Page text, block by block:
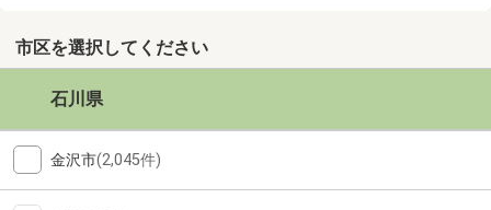
なるお部屋を見つけてみてください。
市区を選択してください
石川県
金沢市(2,045件)